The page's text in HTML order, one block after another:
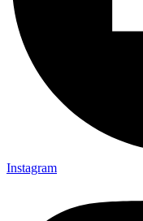
Instagram